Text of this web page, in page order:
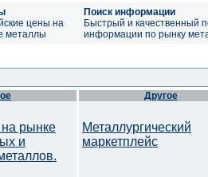
цены на
металлы
Поиск информации
Быстрый и качественный
информации по рынку
рынке
и
Другое
Металлургический
маркетплейс